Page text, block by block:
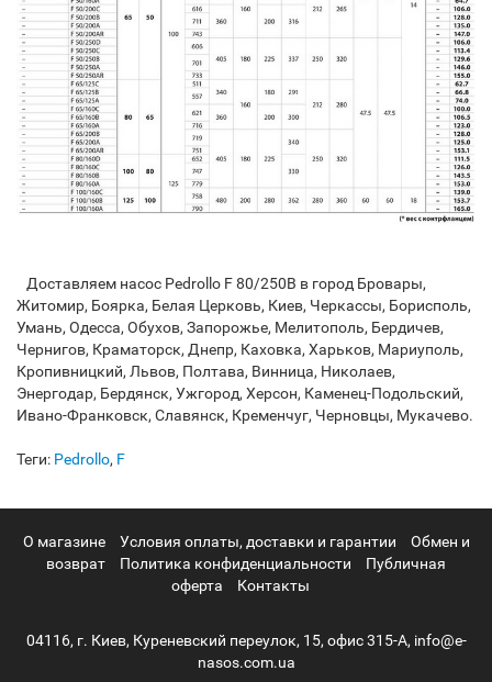
Доставляем насос Pedrollo F 80/250B в город Бровары,
Житомир, Боярка, Белая Церковь, Киев, Черкассы, Борисполь,
Умань, Одесса, Обухов, Запорожье, Мелитополь, Бердичев,
Чернигов, Краматорск, Днепр, Каховка, Харьков, Мариуполь,
Кропивницкий, Львов, Полтава, Винница, Николаев,
Энергодар, Бердянск, Ужгород, Херсон, Каменец-Подольский,
Ивано-Франковск, Славянск, Кременчуг, Черновцы, Мукачево.
Теги: Pedrollo, F
О магазине Условия оплаты, доставки и гарантии
Обмен и
возврат
Политика конфиденциальности
Публичная
оферта
Контакты
04116, г. Киев, Куреневский переулок, 15, офис 315-А, info@e-
nasos.com.ua